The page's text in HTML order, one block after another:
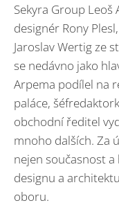
Sekyra Group Leoš
designér Rony
Jaroslav Wertig ze
se nedávno jako
Arpema podílel na
paláce,
obchodní ředitel
mnoho dalších. Za
nejen současnost
designu a
oboru.